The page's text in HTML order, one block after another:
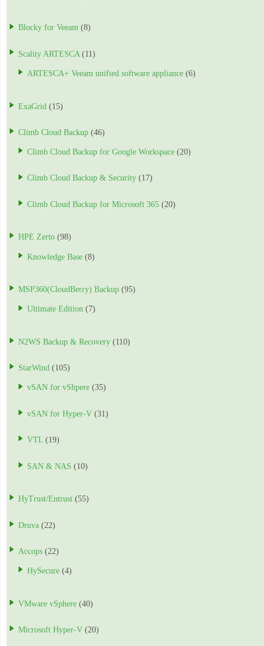
Blocky for Veeam (8)
Scality ARTESCA (11)
ARTESCA+ Veeam unified software appliance (6)
ExaGrid (15)
Climb Cloud Backup (46)
Climb Cloud Backup for Google Workspace (20)
Climb Cloud Backup & Security (17)
Climb Cloud Backup for Microsoft 365 (20)
HPE Zerto (98)
Knowledge Base (8)
MSP360(CloudBerry) Backup (95)
Ultimate Edition (7)
N2WS Backup & Recovery (110)
StarWind (105)
vSAN for vShpere (35)
vSAN for Hyper-V (31)
VTL (19)
SAN & NAS (10)
HyTrust/Entrust (55)
Druva (22)
Accops (22)
HySecure (4)
VMware vSphere (40)
Microsoft Hyper-V (20)